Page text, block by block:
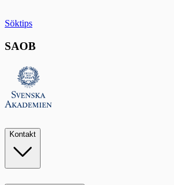
Söktips
SAOB
Kontakt